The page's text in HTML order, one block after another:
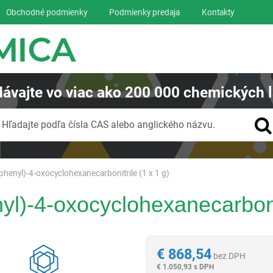
4-oxocyclohexanecarbonitrile (1 x 1 g)
4-
€868,54 bez DPH
€ 1.050,93 s DPH
Obchodné podmienky Podmienky predaja Kontakty
vo viac ako200 000 chemických
Hľadajte podľa čísla CAS alebo anglického názvu.